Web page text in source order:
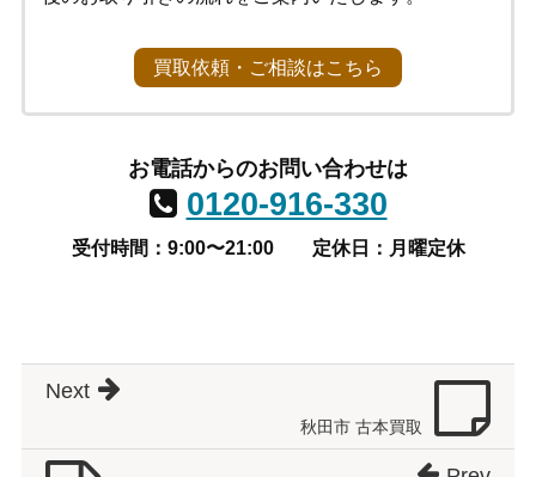
買取依頼・ご相談はこちら
お電話からのお問い合わせは
0120-916-330
受付時間：9:00〜21:00 定休日：月曜定休
秋田市 古本買取
Next